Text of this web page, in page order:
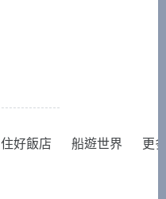
住好飯店 船遊世界 更